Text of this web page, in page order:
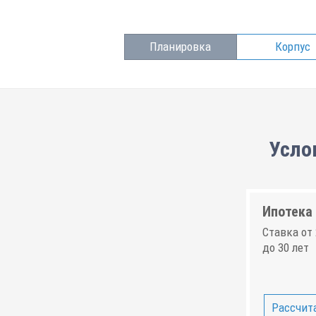
Планировка Корпус
Ипотека
Ставка от
до 30 лет